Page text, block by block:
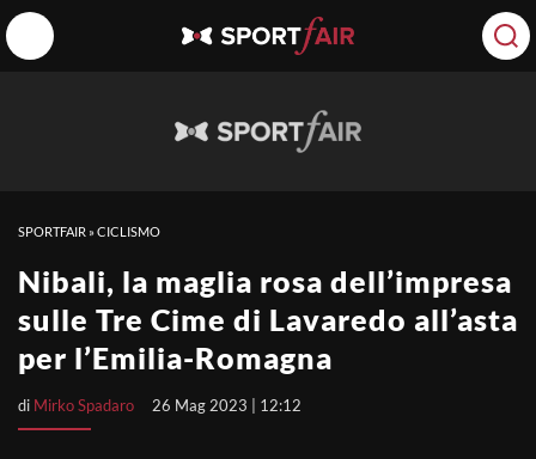
SPORTFAIR »CICLISMO
Nibali, la maglia rosa dell’impresa
sulle Tre Cime di Lavaredo all’asta
per l’Emilia-Romagna
di Mirko Spadaro 26 Mag 2023 | 12:12